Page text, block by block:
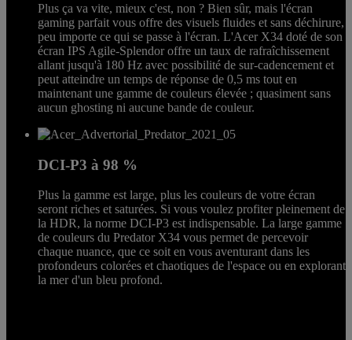
Plus ça va vite, mieux c'est, non ? Bien sûr, mais l'écran
gaming parfait vous offre des visuels fluides et sans déchirure,
peu importe ce qui se passe à l'écran. L'Acer X34 doté de son
écran IPS Agile-Splendor offre un taux de rafraîchissement
allant jusqu'à 180 Hz avec possibilité de sur-cadencement et
peut atteindre un temps de réponse de 0,5 ms tout en
maintenant une gamme de couleurs élevée ; quasiment sans
aucun ghosting ni aucune bande de couleur.
DCI-P3 à 98 %
Plus la gamme est large, plus les couleurs de votre écran
seront riches et saturées. Si vous voulez profiter pleinement de
la HDR, la norme DCI-P3 est indispensable. La large gamme
de couleurs du Predator X34 vous permet de percevoir
chaque nuance, que ce soit en vous aventurant dans les
profondeurs colorées et chaotiques de l'espace ou en explorant
la mer d'un bleu profond.